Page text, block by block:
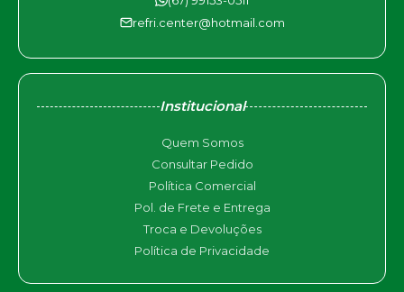
refri.center@hotmail.com
Institucional
Quem Somos
Consultar Pedido
Política Comercial
Pol. de Frete e Entrega
Troca e Devoluções
Política de Privacidade